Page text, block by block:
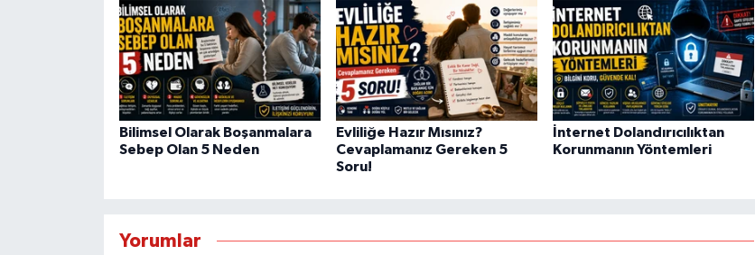
Bilimsel Olarak Boşanmalara
Sebep Olan 5 Neden
Evliliğe Hazır Mısınız?
Cevaplamanız Gereken 5
Soru!
İnternet Dolandırıcılıktan
Korunmanın Yöntemleri
Yorumlar